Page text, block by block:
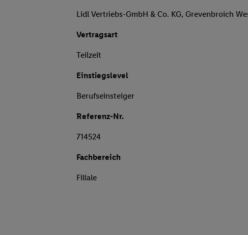
Lidl Vertriebs-GmbH & Co. KG, Grevenbroich
Vertragsart
Teilzeit
Einstiegslevel
Berufseinsteiger
Referenz-Nr.
714524
Fachbereich
Filiale